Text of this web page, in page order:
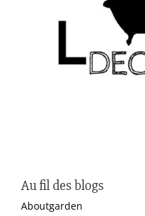
Au fil des blogs
Aboutgarden